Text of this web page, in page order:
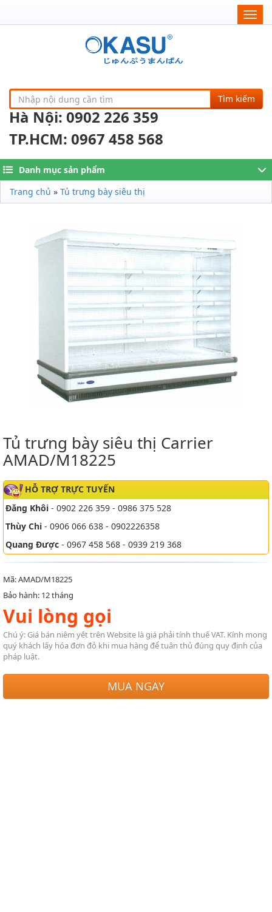
Tìm kiếm
Hà Nội: 0902 226 359
TP.HCM: 0967 458 568
Danh mục sản phẩm
Trang chủ » Tủ trưng bày siêu thị
Tủ trưng bày siêu thị Carrier
AMAD/M18225
HỖ TRỢ TRỰC TUYẾN
Đăng Khôi - 0902 226 359 - 0986 375 528
Thùy Chi - 0906 066 638 - 0902226358
Quang Được - 0967 458 568 - 0939 219 368
Mã: AMAD/M18225
Bảo hành: 12 tháng
Vui lòng gọi
Chú ý: Giá bán niêm yết trên Website là giá phải tính thuế VAT. Kính mong
quý khách lấy hóa đơn đỏ khi mua hàng để tuân thủ đúng quy định của
pháp luật.
MUA NGAY